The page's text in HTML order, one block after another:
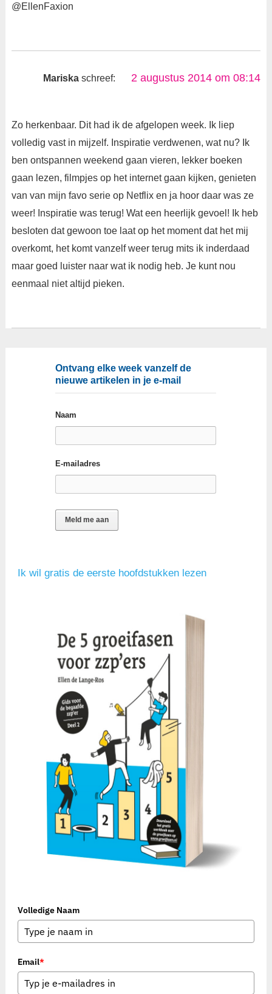
@EllenFaxion
Mariska schreef: 2 augustus 2014 om 08:14
Zo herkenbaar. Dit had ik de afgelopen week. Ik liep
volledig vast in mijzelf. Inspiratie verdwenen, wat nu? Ik
ben ontspannen weekend gaan vieren, lekker boeken
gaan lezen, filmpjes op het internet gaan kijken, genieten
van van mijn favo serie op Netflix en ja hoor daar was ze
weer! Inspiratie was terug! Wat een heerlijk gevoel! Ik heb
besloten dat gewoon toe laat op het moment dat het mij
overkomt, het komt vanzelf weer terug mits ik inderdaad
maar goed luister naar wat ik nodig heb. Je kunt nou
eenmaal niet altijd pieken.
Ontvang elke week vanzelf de
nieuwe artikelen in je e-mail
Naam
E-mailadres
Ik wil gratis de eerste hoofdstukken lezen
Volledige Naam
Email*